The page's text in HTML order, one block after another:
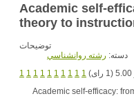
Academic self-
theory to
توضیحات
دسته: رشته روانشناسي
1 1 1 1 1 1 1 1 1 1
Academic self-efficacy: